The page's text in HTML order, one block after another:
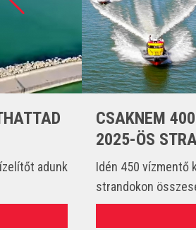
CSAKNEM 4000 ESETET
2025-ÖS
Idén 450 vízmentő kollégánk állt
strandokon összesen 3702 esetet